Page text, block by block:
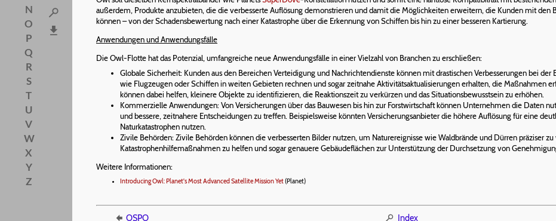
N
O
P
Q
R
S
T
U
V
W
X
Y
Z
außerdem, Produkte anzubieten, die die verbesserte Auflösung demonstrieren und damit die Möglichkeiten erweitern, die Kunden mit den
können – von der Schadensbewertung nach einer Katastrophe über die Erkennung von Schiffen bis hin zu einer besseren Kartierung.
Anwendungen und Anwendungsfälle
Die Owl-Flotte hat das Potenzial, umfangreiche neue Anwendungsfälle in einer Vielzahl von Branchen zu erschließen:
Globale Sicherheit: Kunden aus den Bereichen Verteidigung und Nachrichtendienste können mit drastischen Verbesserungen bei
wie Flugzeugen oder Schiffen in weiten Gebieten rechnen und sogar zeitnahe Aktivitätsaktualisierungen erhalten, die Maßnahmen
können dabei helfen, kleinere Objekte zu identifizieren, die Reaktionszeit zu verkürzen und das Situationsbewusstsein zu erhöhen.
Kommerzielle Anwendungen: Von Versicherungen über das Bauwesen bis hin zur Forstwirtschaft können Unternehmen die Daten
und bessere, zeitnahere Entscheidungen zu treffen. Beispielsweise könnten Versicherungsanbieter die höhere Auflösung für eine
Naturkatastrophen nutzen.
Zivile Behörden: Zivile Behörden können die verbesserten Bilder nutzen, um Naturereignisse wie Waldbrände und Dürren präziser
Katastrophenhilfemaßnahmen zu helfen und sogar genauere Gebäudeflächen zur Unterstützung der Durchsetzung von
Weitere Informationen:
Introducing Owl: Planet's Most Advanced Satellite Mission Yet(Planet)
OSPO Index